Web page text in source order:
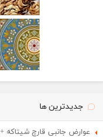
جدیدترین ها
عوارض جانبی قارچ شیتاکه